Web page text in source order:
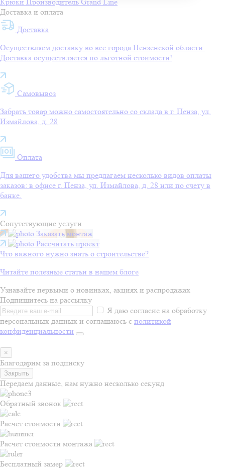
Доставка и оплата
Доставка
Осуществляем доставку во все города Пензенской области.
Доставка осуществляется по льготной стоимости!
Самовывоз
Забрать товар можно самостоятельно со склада в г. Пенза, ул.
Измайлова, д. 28
Оплата
Для вашего удобства мы предлагаем несколько видов оплаты
заказов: в офисе г. Пенза, ул. Измайлова, д. 28 или по счету в
банке.
Сопутствующие услуги
Заказать монтаж
Рассчитать проект
Что важного нужно знать о строительстве?
Читайте полезные статьи в нашем блоге
Узнавайте первыми о новинках, акциях и распродажах
Подпишитесь на рассылку
Я даю согласие на обработку
персональных данных и соглашаюсь с политикой
конфиденциальности
×
Благодарим за подписку
Закрыть
Передаем данные, нам нужно несколько секунд
Обратный звонок
Расчет стоимости
Расчет стоимости монтажа
Бесплатный замер